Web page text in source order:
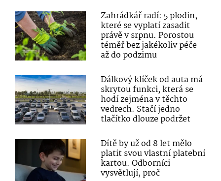
Zahrádkář radí: 5 plodin,
které se vyplatí zasadit
právě v srpnu. Porostou
téměř bez jakékoliv péče
až do podzimu
Dálkový klíček od auta má
skrytou funkci, která se
hodí zejména v těchto
vedrech. Stačí jedno
tlačítko dlouze podržet
Dítě by už od 8 let mělo
platit svou vlastní platební
kartou. Odborníci
vysvětlují, proč